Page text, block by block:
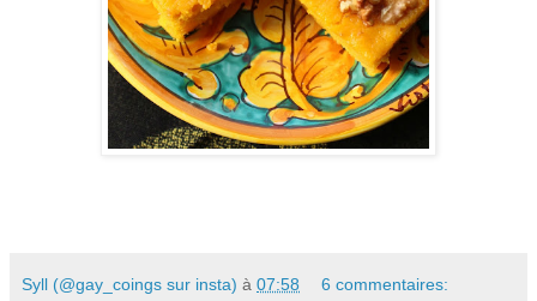
Syll (@gay_coings sur insta) à 07:58 6 commentaires: